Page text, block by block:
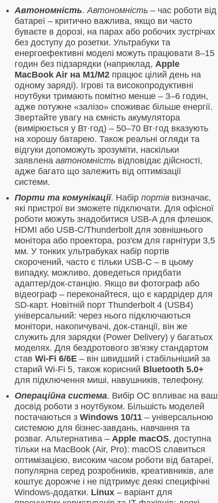
Автономність. Автономність – час роботи від
батареї – критично важлива, якщо ви часто
буваєте в дорозі, на парах або робочих зустрічах
без доступу до розетки. Ультрабуки та
енергоефективні моделі можуть працювати 8–15
годин без підзарядки (наприклад, Apple
MacBook Air на M1/M2 працює цілий день на
одному заряді). Ігрові та високопродуктивні
ноутбуки тримають помітно менше – 3–6 годин,
адже потужне «залізо» споживає більше енергії.
Звертайте увагу на ємність акумулятора
(вимірюється у Вт·год) – 50–70 Вт·год вказують
на хорошу батарею. Також реальні огляди та
відгуки допоможуть зрозуміти, наскільки
заявлена автономність відповідає дійсності,
адже багато що залежить від оптимізації
системи.
Порти та комунікації. Набір портів визначає,
які пристрої ви зможете підключати. Для офісної
роботи можуть знадобитися USB-A для флешок,
HDMI або USB-C/Thunderbolt для зовнішнього
монітора або проектора, роз'єм для гарнітури 3,5
мм. У тонких ультрабуках набір портів
скорочений, часто є тільки USB-C – в цьому
випадку, можливо, доведеться придбати
адаптер/док-станцію. Якщо ви фотограф або
відеограф – переконайтеся, що є кардрідер для
SD-карт. Новітній порт Thunderbolt 4 (USB4)
універсальний: через нього підключаються
монітори, накопичувачі, док-станції, він же
служить для зарядки (Power Delivery) у багатьох
моделях. Для бездротового зв'язку стандартом
став Wi-Fi 6/6E – він швидший і стабільніший за
старий Wi-Fi 5, також корисний Bluetooth 5.0+
для підключення миші, навушників, телефону.
Операційна система. Вибір ОС впливає на ваш
досвід роботи з ноутбуком. Більшість моделей
постачаються з Windows 10/11 – універсальною
системою для бізнес-завдань, навчання та
розваг. Альтернатива – Apple macOS, доступна
тільки на MacBook (Air, Pro): macOS славиться
оптимізацією, високим часом роботи від батареї,
популярна серед розробників, креативників, але
коштує дорожче і не підтримує деякі специфічні
Windows-додатки. Linux – варіант для